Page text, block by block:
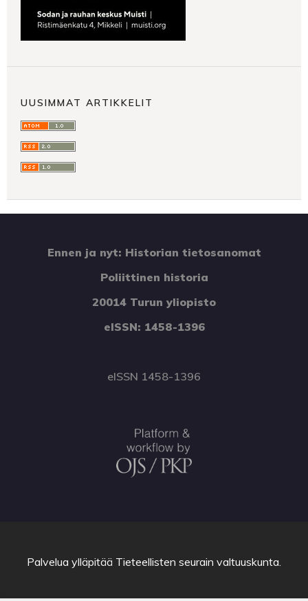
UUSIMMAT ARTIKKELIT
Ennen ja nyt: Historian tietosanomat
Poliittinen historia
20014 Turun yliopisto
eISSN: 1458-1396
eISSN 1458-1396
Palvelua ylläpitää Tieteellisten seurain valtuuskunta.